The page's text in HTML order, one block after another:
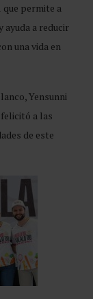
que permite a
ayuda a reducir
una vida en
Yensunni
a las
de este